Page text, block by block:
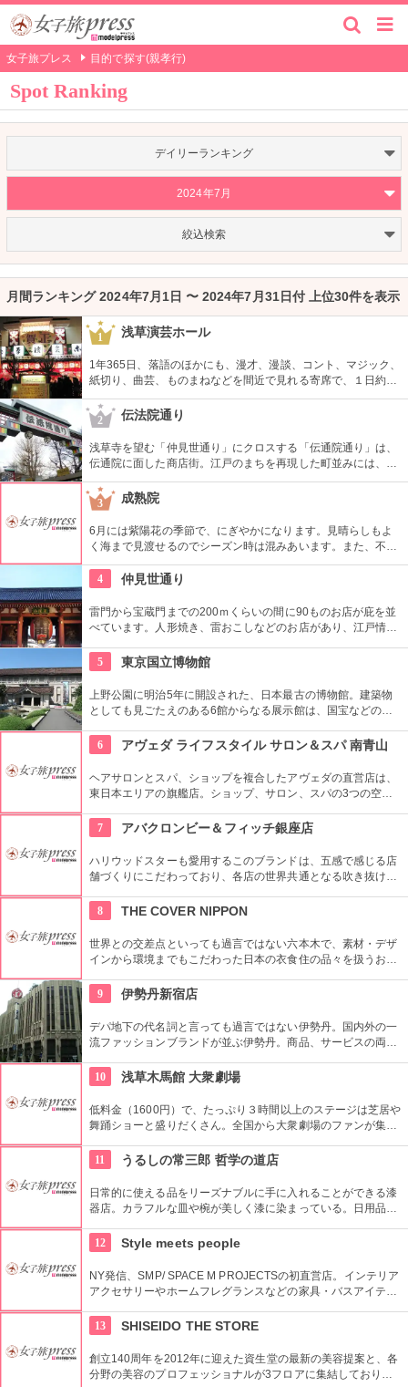
女子旅プレス 目的で探す(親孝行)
Spot Ranking
デイリーランキング
2024年7月
絞込検索
月間ランキング 2024年7月1日 〜 2024年7月31日付 上位30件を表示
1 浅草演芸ホール
1年365日、落語のほかにも、漫才、漫談、コント、マジック、
紙切り、曲芸、ものまねなどを間近で見れる寄席で、１日約４
０組が出演する。昼・夜の部を通しで見ることができ、全席自
由席。
2 伝法院通り
浅草寺を望む「仲見世通り」にクロスする「伝通院通り」は、
伝通院に面した商店街。江戸のまちを再現した町並みには、屋
根の上の鼠小僧や火の見櫓、軒瓦、などたくさんの見どころが
あります。多彩なお店が並んでいて、買い物や食事も楽しめま
す。
3 成熟院
6月には紫陽花の季節で、にぎやかになります。見晴らしもよ
く海まで見渡せるのでシーズン時は混みあいます。また、不動
明王の縁結びスポットとしても有名で、若い男女はデートスポ
ットとして訪れられます。
4 仲見世通り
雷門から宝蔵門までの200ｍくらいの間に90ものお店が庇を並
べています。人形焼き、雷おこしなどのお店があり、江戸情緒
5
東京国立博物館
上野公園に明治5年に開設された、日本最古の博物館。建築物
としても見ごたえのある6館からなる展示館は、国宝などの歴
す。オリジナルグッズを販売するミュージアムショップや食事
もできるカフェなども併設されています。
6 アヴェダ ライフスタイル サロン＆スパ 南青山
ヘアサロンとスパ、ショップを複合したアヴェダの直営店は、
東日本エリアの旗艦店。ショップ、サロン、スパの3つの空間
豊かな時間の中、リラックスしてお過ごしいただけます。
7 アバクロンビー＆フィッチ銀座店
ハリウッドスターも愛用するこのブランドは、五感で感じる店
舗づくりにこだわっており、各店の世界共通となる吹き抜けの
壁面を描き刺激的でエネルギッシュな店舗空間を演出してい
る。
8 THE COVER NIPPON
世界との交差点といっても過言ではない六本木で、素材・デザ
インから環境までもこだわった日本の衣食住の品々を扱うお
を感じてみよう！
9 伊勢丹新宿店
デパ地下の代名詞と言っても過言ではない伊勢丹。国内外の一
流ファッションブランドが並ぶ伊勢丹。商品、サービスの両面
とメンズ館があり、百貨店業界では衣料品の売上高日本一を誇
っている。
10 浅草木馬館 大衆劇場
低料金（1600円）で、たっぷり３時間以上のステージは芝居や
舞踊ショーと盛りだくさん。全国から大衆劇場のファンが集ま
りが飛ぶ。
11 うるしの常三郎 哲学の道店
日常的に使える品をリーズナブルに手に入れることができる漆
器店。カラフルな皿や椀が美しく漆に染まっている。日用品だ
良いだろう。
12 Style meets people
NY発信、SMP/ SPACE M PROJECTSの初直営店。インテリア
アクセサリーやホームフレグランスなどの家具・バスアイテム
デザインはデザイナーやアーティストに頼むことによって洗練
されたものとなっている。
13 SHISEIDO THE STORE
創立140周年を2012年に迎えた資生堂の最新の美容提案と、各
分野の美容のプロフェッショナルが3フロアに集結しており、